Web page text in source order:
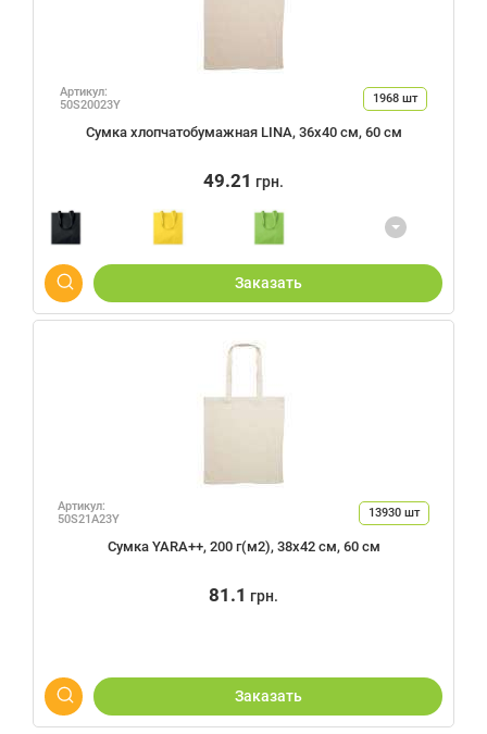
Артикул:
50S20023Y
1968 шт
Сумка хлопчатобумажная LINA, 36х40 см, 60 см
49.21 грн.
Заказать
Артикул:
50S21A23Y
13930шт
Сумка YARA++, 200 г(м2), 38х42 см, 60 см
81.1 грн.
Заказать